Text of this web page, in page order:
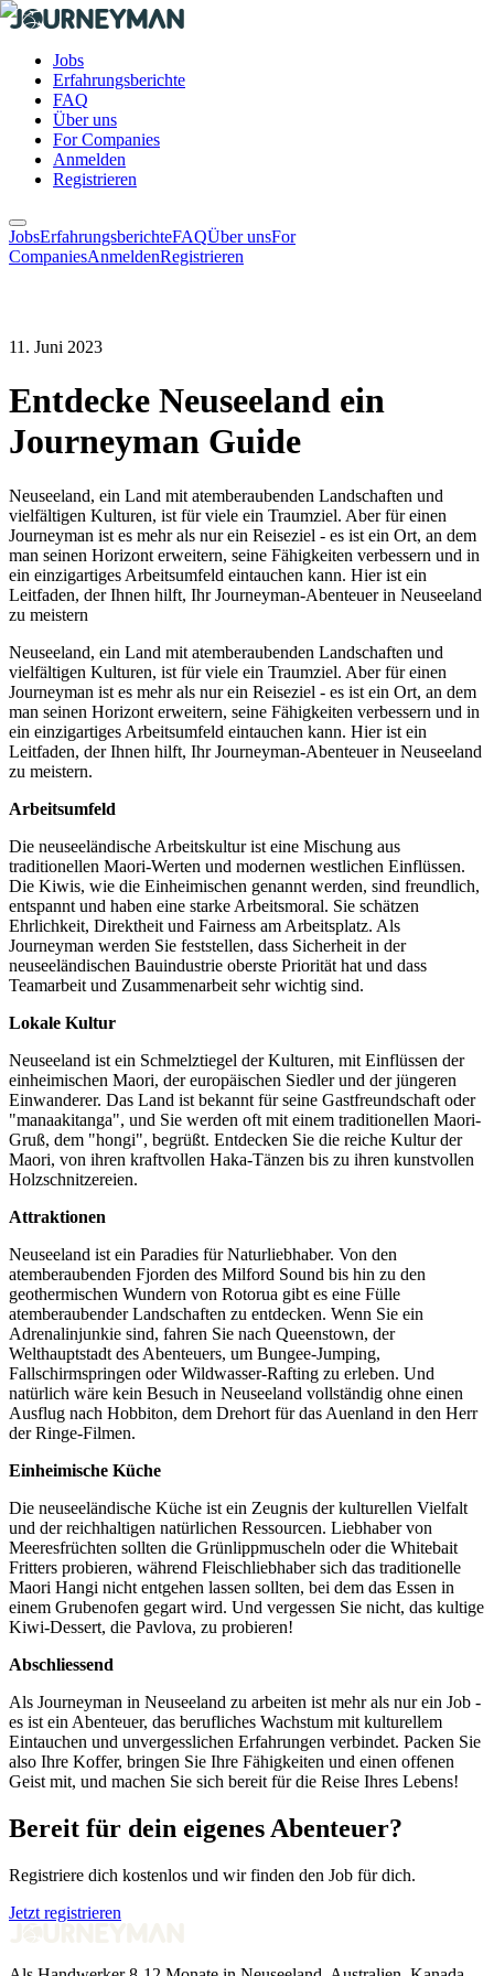
Jobs
Erfahrungsberichte
FAQ
Über uns
For Companies
Anmelden
Registrieren
JobsErfahrungsberichteFAQÜber unsFor
CompaniesAnmeldenRegistrieren
11. Juni 2023
Entdecke Neuseeland ein
Journeyman Guide
Neuseeland, ein Land mit atemberaubenden Landschaften und
vielfältigen Kulturen, ist für viele ein Traumziel. Aber für einen
Journeyman ist es mehr als nur ein Reiseziel - es ist ein Ort, an dem
man seinen Horizont erweitern, seine Fähigkeiten verbessern und in
ein einzigartiges Arbeitsumfeld eintauchen kann. Hier ist ein
Leitfaden, der Ihnen hilft, Ihr Journeyman-Abenteuer in Neuseeland
zu meistern
Neuseeland, ein Land mit atemberaubenden Landschaften und
vielfältigen Kulturen, ist für viele ein Traumziel. Aber für einen
Journeyman ist es mehr als nur ein Reiseziel - es ist ein Ort, an dem
man seinen Horizont erweitern, seine Fähigkeiten verbessern und in
ein einzigartiges Arbeitsumfeld eintauchen kann. Hier ist ein
Leitfaden, der Ihnen hilft, Ihr Journeyman-Abenteuer in Neuseeland
zu meistern.
Arbeitsumfeld
Die neuseeländische Arbeitskultur ist eine Mischung aus
traditionellen Maori-Werten und modernen westlichen Einflüssen.
Die Kiwis, wie die Einheimischen genannt werden, sind freundlich,
entspannt und haben eine starke Arbeitsmoral. Sie schätzen
Ehrlichkeit, Direktheit und Fairness am Arbeitsplatz. Als
Journeyman werden Sie feststellen, dass Sicherheit in der
neuseeländischen Bauindustrie oberste Priorität hat und dass
Teamarbeit und Zusammenarbeit sehr wichtig sind.
Lokale Kultur
Neuseeland ist ein Schmelztiegel der Kulturen, mit Einflüssen der
einheimischen Maori, der europäischen Siedler und der jüngeren
Einwanderer. Das Land ist bekannt für seine Gastfreundschaft oder
"manaakitanga", und Sie werden oft mit einem traditionellen Maori-
Gruß, dem "hongi", begrüßt. Entdecken Sie die reiche Kultur der
Maori, von ihren kraftvollen Haka-Tänzen bis zu ihren kunstvollen
Holzschnitzereien.
Attraktionen
Neuseeland ist ein Paradies für Naturliebhaber. Von den
atemberaubenden Fjorden des Milford Sound bis hin zu den
geothermischen Wundern von Rotorua gibt es eine Fülle
atemberaubender Landschaften zu entdecken. Wenn Sie ein
Adrenalinjunkie sind, fahren Sie nach Queenstown, der
Welthauptstadt des Abenteuers, um Bungee-Jumping,
Fallschirmspringen oder Wildwasser-Rafting zu erleben. Und
natürlich wäre kein Besuch in Neuseeland vollständig ohne einen
Ausflug nach Hobbiton, dem Drehort für das Auenland in den Herr
der Ringe-Filmen.
Einheimische Küche
Die neuseeländische Küche ist ein Zeugnis der kulturellen Vielfalt
und der reichhaltigen natürlichen Ressourcen. Liebhaber von
Meeresfrüchten sollten die Grünlippmuscheln oder die Whitebait
Fritters probieren, während Fleischliebhaber sich das traditionelle
Maori Hangi nicht entgehen lassen sollten, bei dem das Essen in
einem Grubenofen gegart wird. Und vergessen Sie nicht, das kultige
Kiwi-Dessert, die Pavlova, zu probieren!
Abschliessend
Als Journeyman in Neuseeland zu arbeiten ist mehr als nur ein Job -
es ist ein Abenteuer, das berufliches Wachstum mit kulturellem
Eintauchen und unvergesslichen Erfahrungen verbindet. Packen Sie
also Ihre Koffer, bringen Sie Ihre Fähigkeiten und einen offenen
Geist mit, und machen Sie sich bereit für die Reise Ihres Lebens!
Bereit für dein eigenes Abenteuer?
Registriere dich kostenlos und wir finden den Job für dich.
Jetzt registrieren